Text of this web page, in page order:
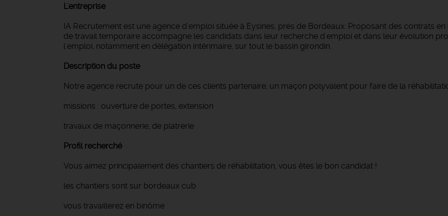
L'entreprise
IA Recrutement est une agence d'emploi située à Eysines, près de Bordeaux. Proposant des contrats
de travail temporaire accompagne les candidats dans leur recherche d'emploi et dans leur évolution
l'emploi, notamment en délégation intérimaire, sur tout le bassin girondin.
Description du poste
Notre agence recrute pour un de ces clients partenaire, un maçon polyvalent pour faire de la
missions : ouverture de portes, extension
travaux de maçonnerie, de platrerie
Profil recherché
Vous aimez principalement des chantiers de réhabilitation, vous êtes le bon candidat !
les chantiers sont sur bordeaux cub
vous travaillerez en binôme